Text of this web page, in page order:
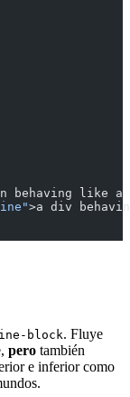
behaving like
>a div
block. Fluye
pero también
e inferior como